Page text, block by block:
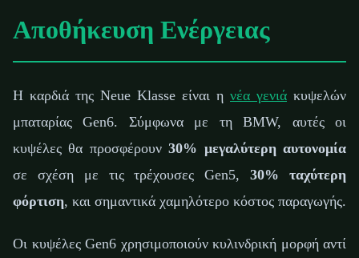
Αποθήκευση Ενέργειας
Η καρδιά της Neue Klasse είναι η νέα γενιά κυψελών
μπαταρίας Gen6. Σύμφωνα με τη BMW, αυτές οι
κυψέλες θα προσφέρουν30% μεγαλύτερη αυτονομία
σε σχέση με τις τρέχουσες Gen5,30% ταχύτερη
φόρτιση, και σημαντικά χαμηλότερο κόστος παραγωγής.
Οι κυψέλες Gen6 χρησιμοποιούν κυλινδρική μορφή αντί